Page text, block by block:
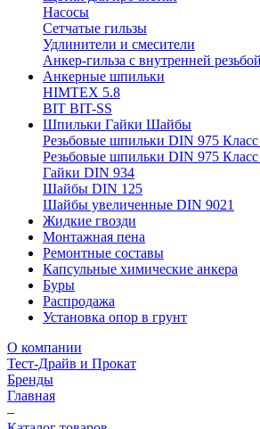
Насосы
Сетчатые гильзы
Удлинители и смесители
Анкер-гильза с внутренней резьбой
Анкерные шпильки
HIMTEX 5.8
BIT BIT-SS
Шпильки Гайки Шайбы
Резьбовые шпильки DIN 975
Резьбовые шпильки DIN 975
Гайки DIN 934
Шайбы DIN 125
Шайбы увеличенные DIN 9021
Жидкие гвозди
Монтажная пена
Ремонтные составы
Капсульные химические анкера
Буры
Распродажа
Установка опор в грунт
О компании
Тест-Драйв и Прокат
Бренды
Главная
–